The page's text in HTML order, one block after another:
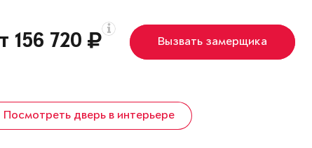
156 720 Вызвать замерщика
Посмотреть дверь в интерьере